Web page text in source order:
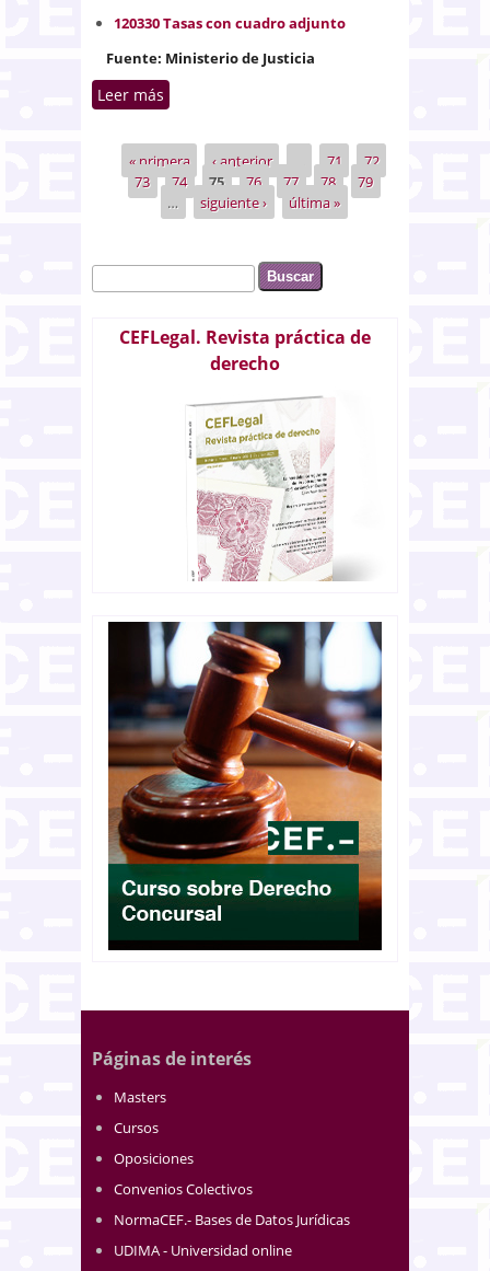
120330 Tasas con cuadro adjunto
Fuente: Ministerio de Justicia
Leer más
tasas judiciales en segunda
instancia
Páginas
« primera ‹ anterior 71
72
73
74 75 76 77 78
79
…
siguiente › última »
Formulario de búsqueda
Buscar
CEFLegal. Revista práctica de
derecho
Páginas de interés
Masters
Cursos
Oposiciones
Convenios Colectivos
NormaCEF.- Bases de Datos Jurídicas
UDIMA - Universidad online